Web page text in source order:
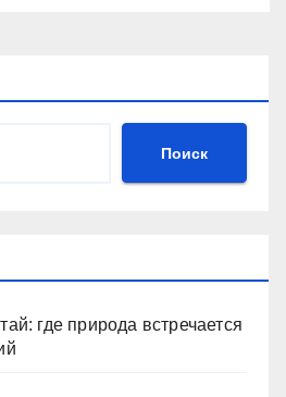
Поиск
где природа встречается